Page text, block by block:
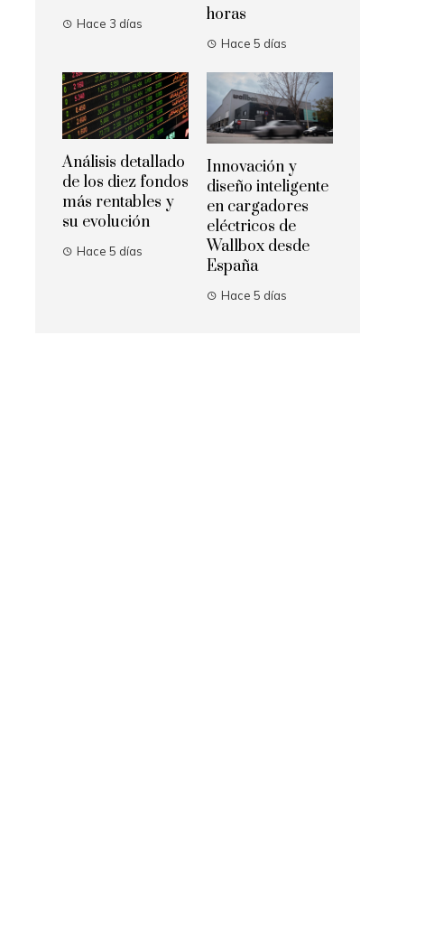
Hace 3 días
horas
Hace 5 días
Análisis detallado
de los diez fondos
más rentables y
su evolución
Hace 5 días
Innovación y
diseño inteligente
en cargadores
eléctricos de
Wallbox desde
España
Hace 5 días